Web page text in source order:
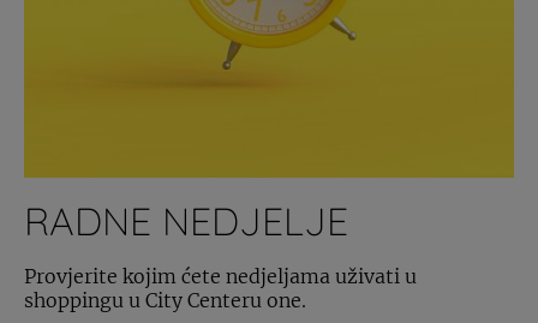
RADNE NEDJELJE
Provjerite kojim ćete nedjeljama uživati u
shoppingu u City Centeru one.